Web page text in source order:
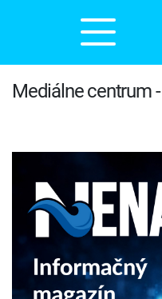
Mediálne centrum -